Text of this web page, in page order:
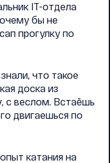
IT-отдела
бы не
прогулку по
что такое
доска из
с веслом. Встаёшь
двигаешься по
катания на